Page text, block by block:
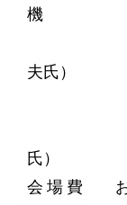
機
（報告
夫氏）
２、検
（報告
氏）
会 場 費 お